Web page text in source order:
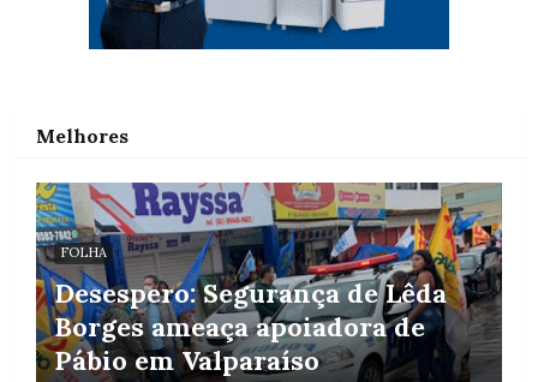
Melhores
FOLHA
Desespero: Segurança de Lêda
Borges ameaça apoiadora de
Pábio em Valparaíso